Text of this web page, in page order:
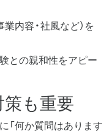
内容・社風など）を
との親和性をアピー
策も重要
「何か質問はあります